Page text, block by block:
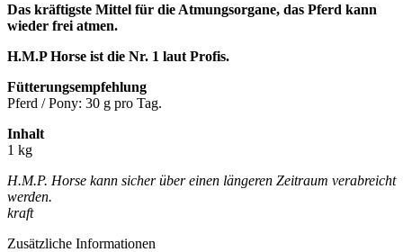
Das kräftigste Mittel für die Atmungsorgane, das Pferd kann
wieder frei atmen.
H.M.P Horse ist die Nr. 1 laut Profis.
Fütterungsempfehlung
Pferd / Pony: 30 g pro Tag.
Inhalt
1 kg
H.M.P. Horse kann sicher über einen längeren Zeitraum verabreicht
werden.
kraft
Zusätzliche Informationen